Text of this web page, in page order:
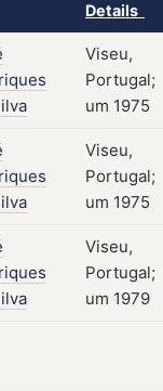
Details
Viseu,
Portugal;
um 1975
Viseu,
Portugal;
um 1975
Viseu,
Portugal;
um 1979